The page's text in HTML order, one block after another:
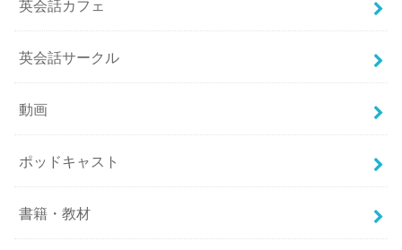
英会話カフェ
英会話サークル
動画
ポッドキャスト
書籍・教材